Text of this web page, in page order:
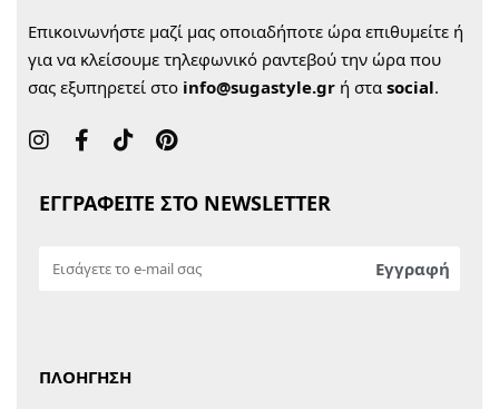
Επικοινωνήστε μαζί μας οποιαδήποτε ώρα επιθυμείτε ή
για να κλείσουμε τηλεφωνικό ραντεβού την ώρα που
σας εξυπηρετεί στο info@sugastyle.gr ή στα social.
ΕΓΓΡΑΦΕΙΤΕ ΣΤΟ NEWSLETTER
ΠΛΟΗΓΗΣΗ